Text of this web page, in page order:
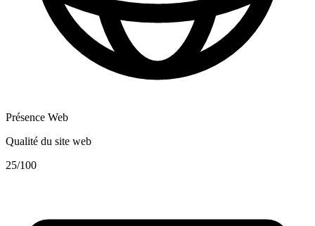
Présence Web
Qualité du site web
25/100